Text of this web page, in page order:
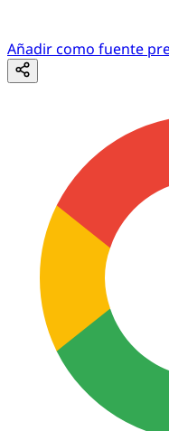
Añadir como fuente